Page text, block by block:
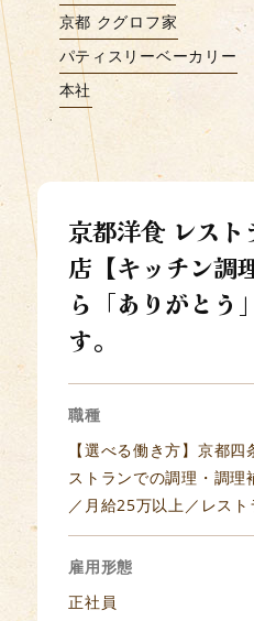
京都 クグロフ家
パティスリーベーカリー
本社
京都洋食 レス
店【キッチン調
ら「ありがとう
す。
職種
【選べる働き方】京都
ストランでの調理・調理
／月給25万以上／レス
雇用形態
正社員